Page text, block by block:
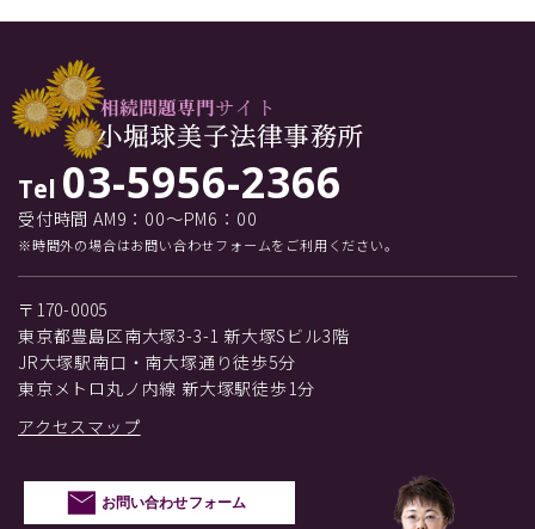
Tel 03-5956-2366
受付時間 AM9：00～PM6：00
※時間外の場合はお問い合わせフォームをご利用ください。
〒170-0005
東京都豊島区南大塚3-3-1 新大塚Sビル3階
JR大塚駅南口・南大塚通り徒歩5分
東京メトロ丸ノ内線 新大塚駅徒歩1分
アクセスマップ
お問い合わせフォーム